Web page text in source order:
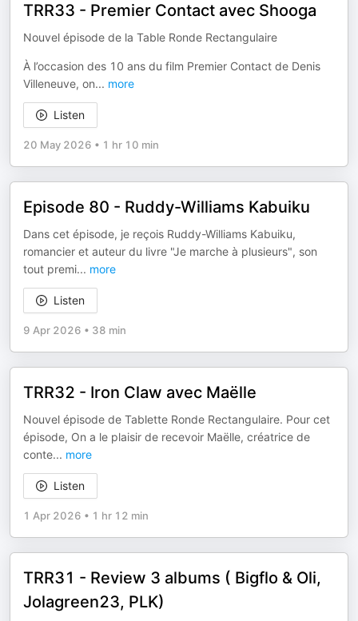
TRR33 - Premier Contact avec Shooga
Nouvel épisode de la Table Ronde Rectangulaire
À l’occasion des 10 ans du film Premier Contact de Denis
Villeneuve, on... more
Listen
20 May 2026 • 1 hr 10 min
Episode 80 - Ruddy-Williams Kabuiku
Dans cet épisode, je reçois Ruddy-Williams Kabuiku,
romancier et auteur du livre "Je marche à plusieurs", son
tout premi... more
Listen
9 Apr 2026 • 38 min
TRR32 - Iron Claw avec Maëlle
Nouvel épisode de Tablette Ronde Rectangulaire. Pour cet
épisode, On a le plaisir de recevoir Maëlle, créatrice de
conte... more
Listen
1 Apr 2026 • 1 hr 12 min
TRR31 - Review 3 albums ( Bigflo & Oli,
Jolagreen23, PLK)